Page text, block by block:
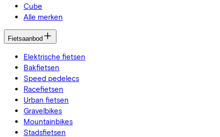
Cube
Alle merken
Fietsaanbod
Elektrische fietsen
Bakfietsen
Speed pedelecs
Racefietsen
Urban fietsen
Gravelbikes
Mountainbikes
Stadsfietsen